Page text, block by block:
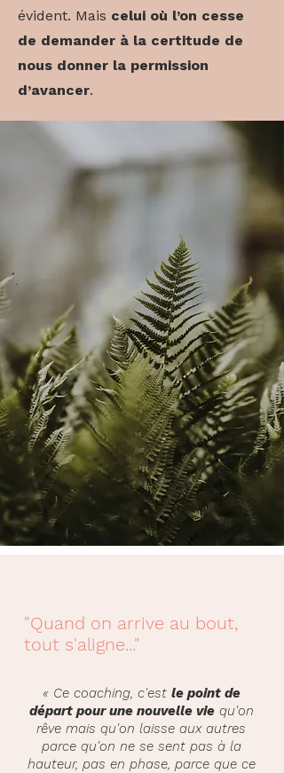
évident. Mais celui où l’on cesse
de demander à la certitude de
nous donner la permission
d’avancer.
"Quand on arrive au bout,
tout s'aligne..."
« Ce coaching, c'est le point de
départ pour une nouvelle viequ'on
rêve mais qu'on laisse aux autres
parce qu'on ne se sent pas à la
hauteur, pas en phase, parce que ce